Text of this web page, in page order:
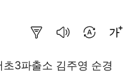
3파출소 김주영 순경